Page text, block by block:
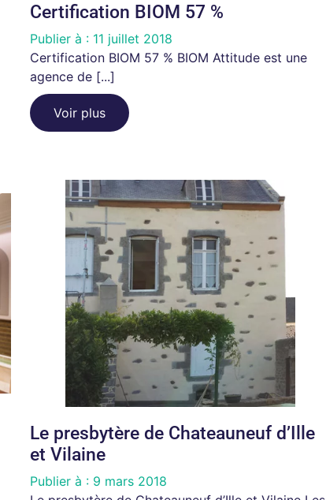
Certification BIOM 57 %
Publier à : 11 juillet 2018
Certification BIOM 57 % BIOM Attitude est une
agence de [...]
Voir plus
Le presbytère de Chateauneuf d’Ille
et Vilaine
Publier à : 9 mars 2018